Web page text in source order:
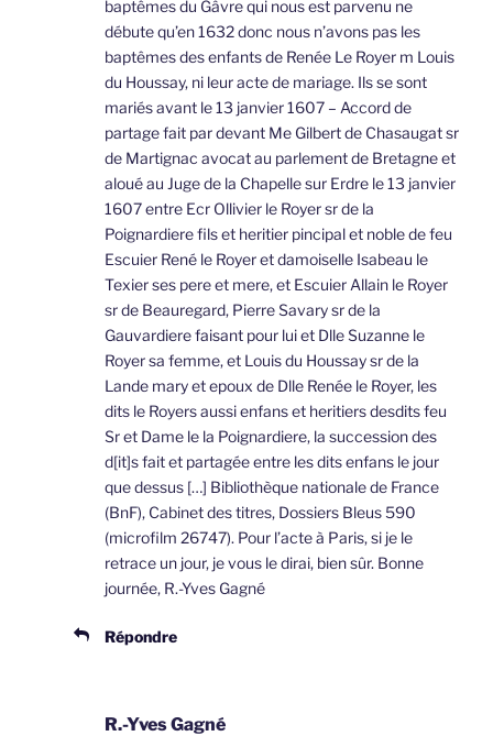
baptêmes du Gâvre qui nous est parvenu ne
débute qu’en 1632 donc nous n’avons pas les
baptêmes des enfants de Renée Le Royer m Louis
du Houssay, ni leur acte de mariage. Ils se sont
mariés avant le 13 janvier 1607 – Accord de
partage fait par devant Me Gilbert de Chasaugat sr
de Martignac avocat au parlement de Bretagne et
aloué au Juge de la Chapelle sur Erdre le 13 janvier
1607 entre Ecr Ollivier le Royer sr de la
Poignardiere fils et heritier pincipal et noble de feu
Escuier René le Royer et damoiselle Isabeau le
Texier ses pere et mere, et Escuier Allain le Royer
sr de Beauregard, Pierre Savary sr de la
Gauvardiere faisant pour lui et Dlle Suzanne le
Royer sa femme, et Louis du Houssay sr de la
Lande mary et epoux de Dlle Renée le Royer, les
dits le Royers aussi enfans et heritiers desdits feu
Sr et Dame le la Poignardiere, la succession des
d[it]s fait et partagée entre les dits enfans le jour
que dessus […] Bibliothèque nationale de France
(BnF), Cabinet des titres, Dossiers Bleus 590
(microfilm 26747). Pour l’acte à Paris, si je le
retrace un jour, je vous le dirai, bien sûr. Bonne
journée, R.-Yves Gagné
Répondre
R.-Yves Gagné